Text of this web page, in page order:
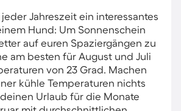
Jahreszeit ein interessantes
Hund: Um Sonnenschein
auf euren Spaziergängen zu
am besten für August und Juli
von 23 Grad. Machen
kühle Temperaturen nichts
Urlaub für die Monate